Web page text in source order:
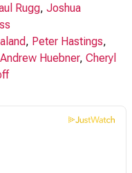
Rugg, Joshua
, Peter Hastings,
Andrew Huebner, Cheryl